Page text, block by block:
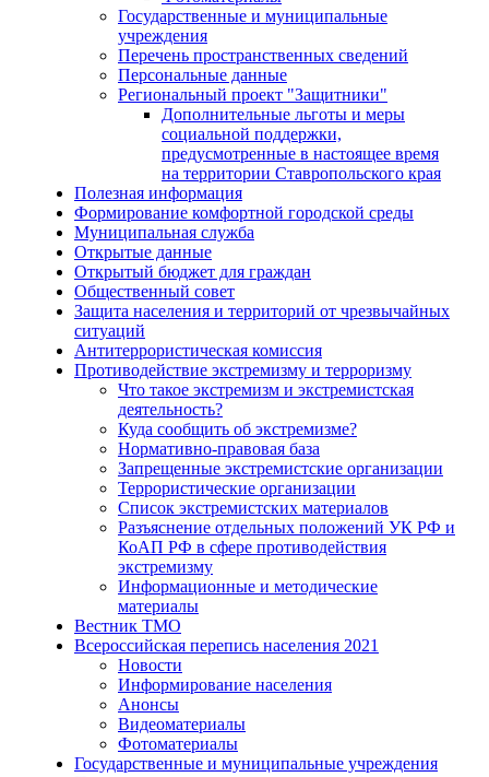
Государственные и муниципальные
учреждения
Перечень пространственных сведений
Персональные данные
Региональный проект "Защитники"
Дополнительные льготы и меры
социальной поддержки,
предусмотренные в настоящее время
на территории Ставропольского края
Полезная информация
Формирование комфортной городской среды
Муниципальная служба
Открытые данные
Открытый бюджет для граждан
Общественный совет
Защита населения и территорий от чрезвычайных
ситуаций
Антитеррористическая комиссия
Противодействие экстремизму и терроризму
Что такое экстремизм и экстремистская
деятельность?
Куда сообщить об экстремизме?
Нормативно-правовая база
Запрещенные экстремистские организации
Террористические организации
Список экстремистских материалов
Разъяснение отдельных положений УК РФ и
КоАП РФ в сфере противодействия
экстремизму
Информационные и методические
материалы
Вестник ТМО
Всероссийская перепись населения 2021
Новости
Информирование населения
Анонсы
Видеоматериалы
Фотоматериалы
Государственные и муниципальные учреждения